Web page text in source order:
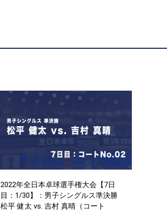
2022年全日本卓球選手権大会【7日
目：1/30】：男子シングルス準決勝
松平 健太 vs. 吉村 真晴（コート